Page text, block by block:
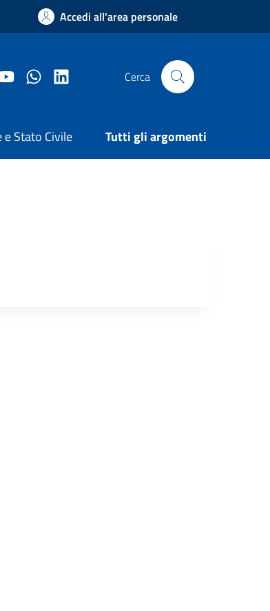
Accedi all'area personale
Comune di Arezzo
Youtube Comune di Arezzo
Twitter Comune di Arezzo
LinkedIn Comune di Arezzo
Cerca
e Stato Civile Tutti gli argomenti